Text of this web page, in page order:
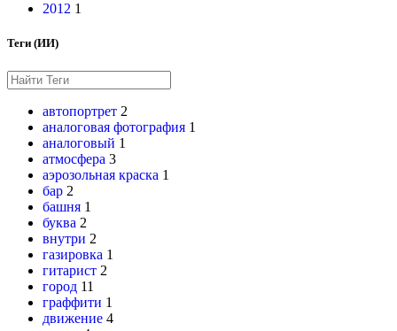
2012 1
Теги (ИИ)
автопортрет 2
аналоговая фотография 1
аналоговый 1
атмосфера 3
аэрозольная краска 1
бар 2
башня 1
буква 2
внутри 2
газировка 1
гитарист 2
город 11
граффити 1
движение 4